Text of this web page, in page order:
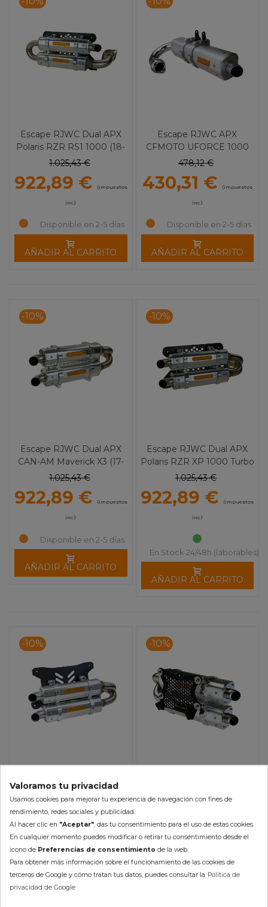
Escape RJWC Dual APX
Polaris RZR RS1 1000 (18-
22)
1.025,43 €
922,89 € (impuestos
inc.)
Disponible en 2-5 días
AÑADIR AL CARRITO
Escape RJWC APX
CFMOTO UFORCE 1000
V2 (20-23)
478,12 €
430,31 € (impuestos
inc.)
Disponible en 2-5 días
AÑADIR AL CARRITO
-10%
Escape RJWC Dual APX
CAN-AM Maverick X3 (17-
24)
1.025,43 €
922,89 € (impuestos
inc.)
Disponible en 2-5 días
AÑADIR AL CARRITO
-10%
Escape RJWC Dual APX
Polaris RZR XP 1000 Turbo
(16-21)
1.025,43 €
922,89 € (impuestos
inc.)
En Stock 24/48h (laborables)
AÑADIR AL CARRITO
-10%
Polaris RZR Pro XP 1000
Turbo (20-24)
1.025,43 €
922,89 €
En Stock 24/48h (laborables)
-10%
950/1000 (20-24)
1.205,10 €
1.084,59 €
Disponible en 2-5 días
Valoramos tu privacidad
Usamos cookies para mejorar tu experiencia de navegación con fines de
rendimiento, redes sociales y publicidad.
Al hacer clic en "Aceptar", das tu consentimiento para el uso de estas cookies.
En cualquier momento puedes modificar o retirar tu consentimiento desde el
icono de Preferencias de consentimiento de la web.
Para obtener más información sobre el funcionamiento de las cookies de
terceros de Google y cómo tratan tus datos, puedes consultar la Política de
privacidad de Google